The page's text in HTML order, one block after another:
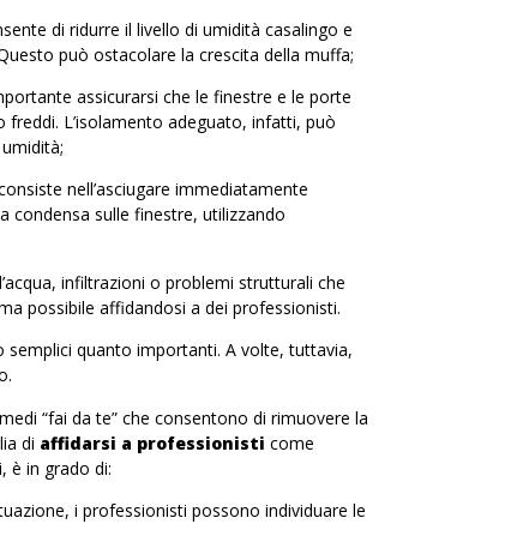
di ridurre il livello di umidità casalingo e
può ostacolare la crescita della muffa;
assicurarsi che le finestre e le porte
L’isolamento adeguato, infatti, può
nell’asciugare immediatamente
condensa sulle finestre, utilizzando
infiltrazioni o problemi strutturali che
possibile affidandosi a dei professionisti.
quanto importanti. A volte, tuttavia,
“fai da te”che consentono di rimuovere la
di affidarsi a professionisti come
è in grado di:
i professionisti possono individuare le